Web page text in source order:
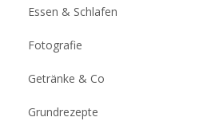
Essen & Schlafen
Fotografie
Getränke & Co
Grundrezepte